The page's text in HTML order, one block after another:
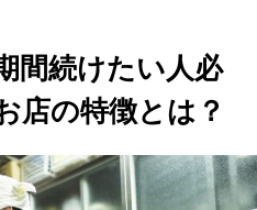
間続けたい人必
店の特徴とは？